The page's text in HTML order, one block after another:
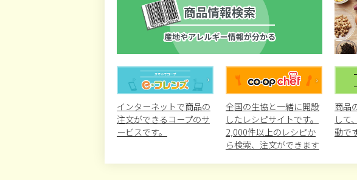
インターネットで商品の
注文ができるコープのサ
ービスです。
全国の生協と一緒に開設
したレシピサイトです。
2,000件以上のレシピか
ら検索、注文ができます
商品
して
動で